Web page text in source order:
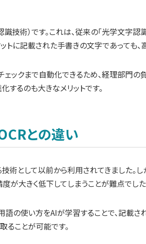
技術）です。これは、従来の「光学文
トに記載された手書きの文字であっても
ックまで自動化できるため、経理部門
するのも大きなメリットです。
との違い
術として以前から利用されてきました。
が大きく低下してしまうことが難点でした
の使い方をAIが学習することで、記載
ことが可能です。